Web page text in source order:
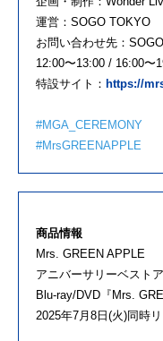
運営：SOGO TOKYO
お問い合わせ先：
12:00〜13:00 / 16:00
特設サイト： https://
#MGA_CEREMONY
#MrsGREENAPPLE
商品情報
Mrs. GREEN APPLE
アニバーサリーベスト
Blu-ray/DVD『Mrs.
2025年7月8日(火)同時